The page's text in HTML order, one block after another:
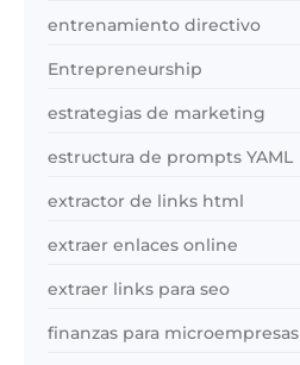
entrenamiento directivo
Entrepreneurship
estrategias de marketing
estructura de prompts YAML
extractor de links html
extraer enlaces online
extraer links para seo
finanzas para microempresas